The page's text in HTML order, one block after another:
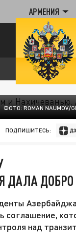
АРМЕНИЯ
ФОТО: ROMAN NAUMOV/
ПОДПИШИТЕСЬ:
ДАЛА ДОБРО
соглашение,
над